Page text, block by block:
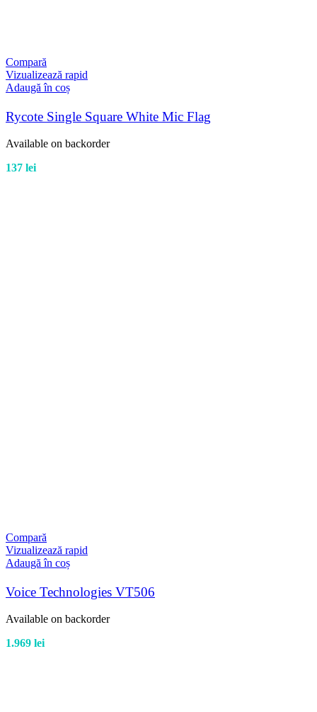
Compară
Vizualizează rapid
Adaugă în coș
Rycote Single Square White Mic Flag
Available on backorder
137 lei
Compară
Vizualizează rapid
Adaugă în coș
Voice Technologies VT506
Available on backorder
1.969 lei